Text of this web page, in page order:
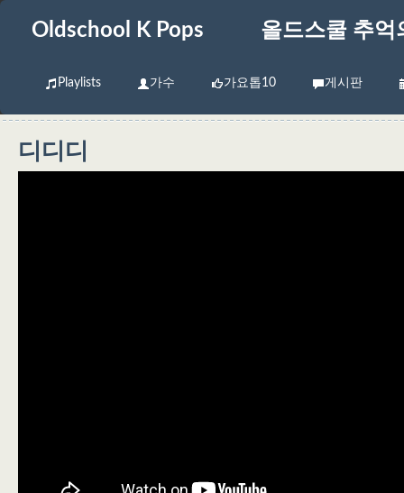
Oldschool K Pops 올드스쿨 추억
Playlists 가수 가요톱10 게시판
디디디